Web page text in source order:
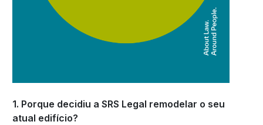
1. Porque decidiu a SRS Legal remodelar o seu
atual edifício?